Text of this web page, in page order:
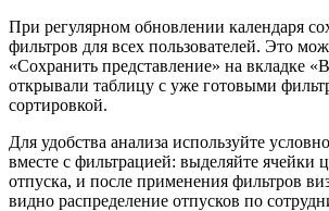
При регулярном обновлении календаря
фильтров для всех пользователей. Это
«Сохранить представление» на вкладке
открывали таблицу с уже готовыми
сортировкой.
Для удобства анализа используйте
вместе с фильтрацией: выделяйте ячейки
отпуска, и после применения фильтров
видно распределение отпусков по